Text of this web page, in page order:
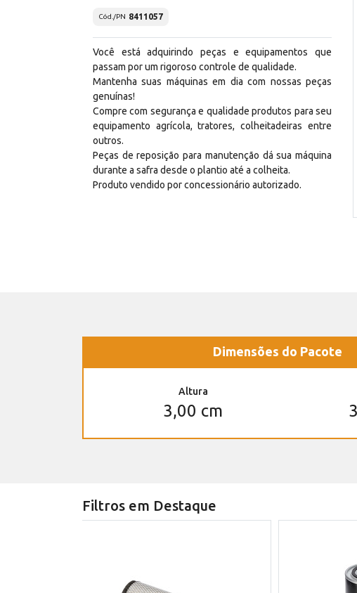
Cód./PN 8411057
Você está adquirindo peças e equipamentos que
passam por um rigoroso controle de qualidade.
Mantenha suas máquinas em dia com nossas peças
genuínas!
Compre com segurança e qualidade produtos para seu
equipamento agrícola, tratores, colheitadeiras entre
outros.
Peças de reposição para manutenção dá sua máquina
durante a safra desde o plantio até a colheita.
Produto vendido por concessionário autorizado.
Dimensões do Pacote
Altura
3,00 cm
Filtros em Destaque